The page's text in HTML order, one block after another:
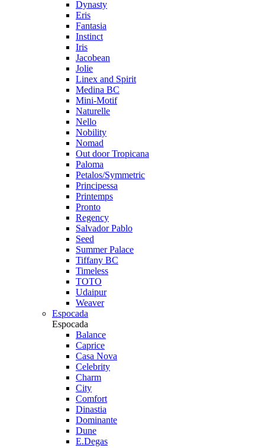
Dynasty
Eris
Fantasia
Instinct
Iris
Jacobean
Jolie
Linex and Spirit
Medina BC
Mini-Motif
Naturelle
Nello
Nobility
Nomad
Out door Tropicana
Paloma
Petalos/Symmetric
Principessa
Printemps
Pronto
Regency
Salvador Pablo
Seed
Summer Palace
Tiffany BC
Timeless
TOTO
Udaipur
Weaver
Espocada
Espocada
Balance
Caprice
Casa Nova
Celebrity
Charm
City
Comfort
Dinastia
Dominante
Dune
E.Degas